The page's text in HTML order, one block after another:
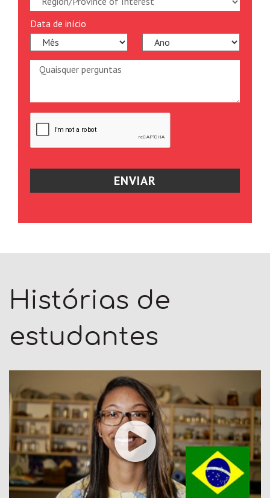
Data de início
Histórias de
estudantes